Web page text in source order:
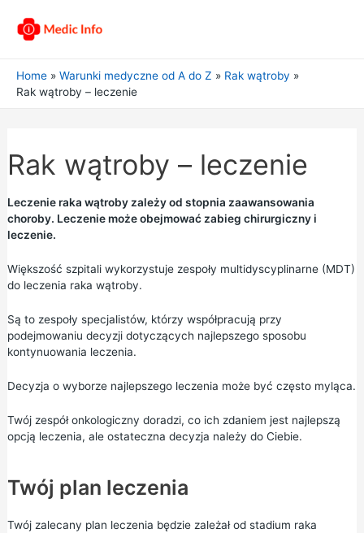
Home Warunki medyczne od A do Z
Rak wątroby
Rak wątroby – leczenie
Rak wątroby – leczenie
Leczenie raka wątroby zależy od stopnia zaawansowania
choroby. Leczenie może obejmować zabieg chirurgiczny i
leczenie.
Większość szpitali wykorzystuje zespoły multidyscyplinarne (MDT)
do leczenia raka wątroby.
Są to zespoły specjalistów, którzy współpracują przy
podejmowaniu decyzji dotyczących najlepszego sposobu
kontynuowania leczenia.
Decyzja o wyborze najlepszego leczenia może być często myląca.
Twój zespół onkologiczny doradzi, co ich zdaniem jest najlepszą
opcją leczenia, ale ostateczna decyzja należy do Ciebie.
Twój plan leczenia
Twój zalecany plan leczenia będzie zależał od stadium raka